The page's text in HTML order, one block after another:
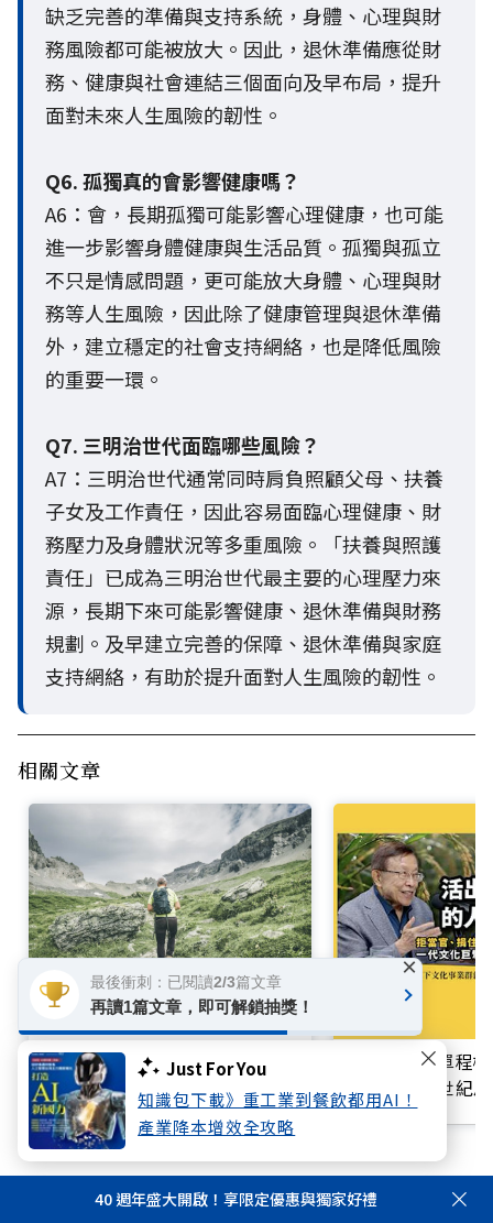
Just For You
知識包下載》重工業到餐飲都用AI！
產業降本增效全攻略
缺乏完善的準備與支持系統，身體、心理與財
務風險都可能被放大。因此，退休準備應從財
務、健康與社會連結三個面向及早布局，提升
面對未來人生風險的韌性。
Q6. 孤獨真的會影響健康嗎？
A6：會，長期孤獨可能影響心理健康，也可能
進一步影響身體健康與生活品質。孤獨與孤立
不只是情感問題，更可能放大身體、心理與財
務等人生風險，因此除了健康管理與退休準備
外，建立穩定的社會支持網絡，也是降低風險
的重要一環。
Q7. 三明治世代面臨哪些風險？
A7：三明治世代通常同時肩負照顧父母、扶養
子女及工作責任，因此容易面臨心理健康、財
務壓力及身體狀況等多重風險。「扶養與照護
責任」已成為三明治世代最主要的心理壓力來
源，長期下來可能影響健康、退休準備與財務
規劃。及早建立完善的保障、退休準備與家庭
支持網絡，有助於提升面對人生風險的韌性。
相關文章
退休金規劃，5大風險你準備好
了嗎？理財專家李雪雯：「這階
段」最關鍵
買不起的「單程
響台灣近半世紀
40 週年盛大開啟！享限定優惠與獨家好禮
最後衝刺：已閱讀2/3篇文章
再讀1篇文章，即可解鎖抽獎！
×